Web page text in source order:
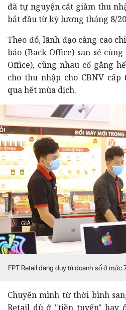
đã tự nguyện cắt giảm thu
bắt đầu từ kỳ lương tháng 8/
Theo đó, lãnh đạo càng cao
bảo (Back Office) san sẻ
Office), cùng nhau cố gắng
cho thu nhập cho CBNV
qua hết mùa dịch.
FPT Retail đang duy trì doanh số ở
Chuyển mình từ thời bình
Retail dù ở "tiền tuyến" hay